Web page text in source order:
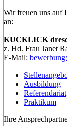
Wir freuen uns auf
an:
KUCKLICK
z. Hd. Frau Janet
E-Mail:
Ausbildung
Referendariat
Praktikum
Ihre